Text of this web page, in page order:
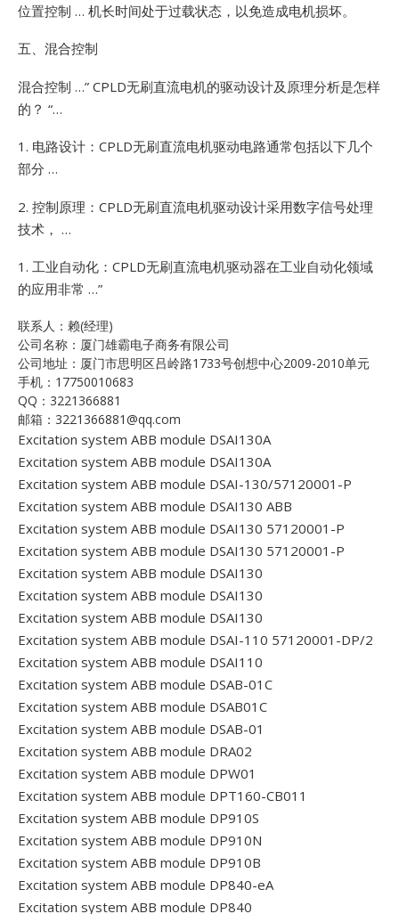
位置控制 … 机长时间处于过载状态，以免造成电机损坏。
五、混合控制
混合控制 …” CPLD无刷直流电机的驱动设计及原理分析是怎样
的？ “…
1. 电路设计：CPLD无刷直流电机驱动电路通常包括以下几个
部分 …
2. 控制原理：CPLD无刷直流电机驱动设计采用数字信号处理
技术， …
1. 工业自动化：CPLD无刷直流电机驱动器在工业自动化领域
的应用非常 …”
联系人：赖(经理)
公司名称：厦门雄霸电子商务有限公司
公司地址：厦门市思明区吕岭路1733号创想中心2009-2010单元
手机：17750010683
QQ：3221366881
邮箱：3221366881@qq.com
Excitation system ABB module DSAI130A
Excitation system ABB module DSAI130A
Excitation system ABB module DSAI-130/57120001-P
Excitation system ABB module DSAI130 ABB
Excitation system ABB module DSAI130 57120001-P
Excitation system ABB module DSAI130 57120001-P
Excitation system ABB module DSAI130
Excitation system ABB module DSAI130
Excitation system ABB module DSAI130
Excitation system ABB module DSAI-110 57120001-DP/2
Excitation system ABB module DSAI110
Excitation system ABB module DSAB-01C
Excitation system ABB module DSAB01C
Excitation system ABB module DSAB-01
Excitation system ABB module DRA02
Excitation system ABB module DPW01
Excitation system ABB module DPT160-CB011
Excitation system ABB module DP910S
Excitation system ABB module DP910N
Excitation system ABB module DP910B
Excitation system ABB module DP840-eA
Excitation system ABB module DP840